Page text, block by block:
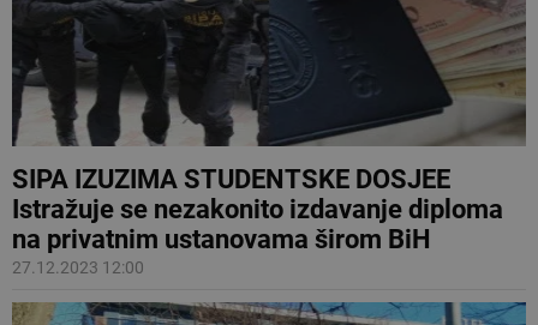
SIPA IZUZIMA STUDENTSKE DOSJEE
Istražuje se nezakonito izdavanje diploma
na privatnim ustanovama širom BiH
27.12.2023 12:00